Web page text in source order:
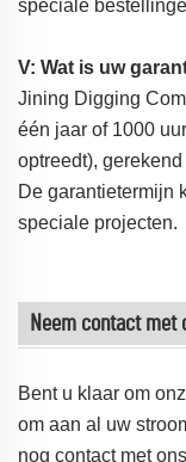
speciale
V: Wat is uw
Jining Digging
één jaar of 1000
optreedt),
De garantietermijn
speciale projecten.
Neem contact met
Bent u klaar om
om aan al uw
nog contact met